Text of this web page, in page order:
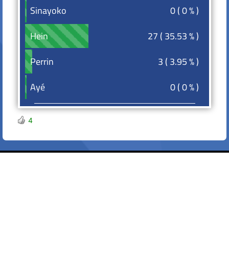
Sinayoko
Sinayoko
0 ( 0 % )
Hein
Hein
27 ( 35.53 % )
Perrin
Perrin
3 ( 3.95 % )
Ayé
Ayé 0 ( 0 % )
4